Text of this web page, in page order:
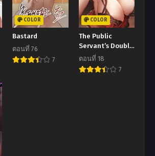
กันยายน 7, 2025
ตอนที่ 16
กันยายน 7, 2025
ตอนที่ 14
กันยายน 7, 2025
COLOR
Bastard
ตอนที่ 76
7
COLOR
The Public
Servant’s Double
Life
ตอนที่ 18
7